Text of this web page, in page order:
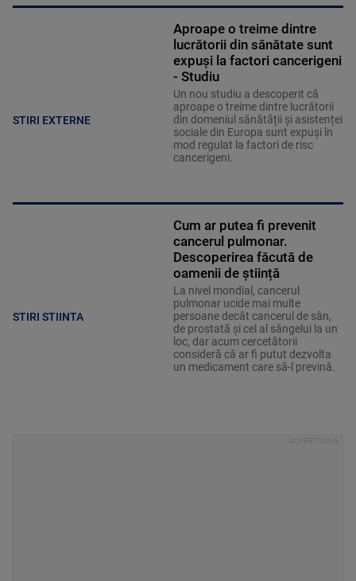
STIRI EXTERNE
Aproape o treime dintre
lucrătorii din sănătate sunt
expuși la factori cancerigeni
- Studiu
Un nou studiu a descoperit că
aproape o treime dintre lucrătorii
din domeniul sănătății și asistenței
sociale din Europa sunt expuși în
mod regulat la factori de risc
cancerigeni.
STIRI STIINTA
Cum ar putea fi prevenit
cancerul pulmonar.
Descoperirea făcută de
oamenii de știință
La nivel mondial, cancerul
pulmonar ucide mai multe
persoane decât cancerul de sân,
de prostată și cel al sângelui la un
loc, dar acum cercetătorii
consideră că ar fi putut dezvolta
un medicament care să-l prevină.